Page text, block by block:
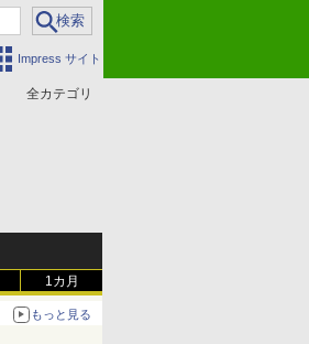
Impress サイト
全カテゴリ
1カ月
もっと見る